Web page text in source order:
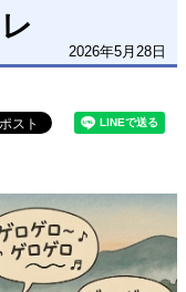
2026年5月28日